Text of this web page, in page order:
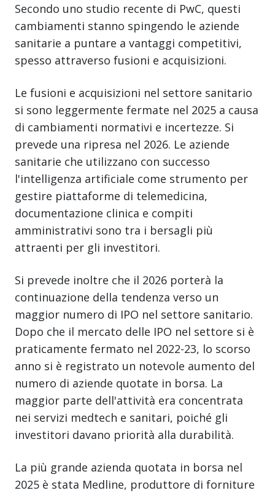
Secondo uno studio recente di PwC, questi
cambiamenti stanno spingendo le aziende
sanitarie a puntare a vantaggi competitivi,
spesso attraverso fusioni e acquisizioni.
Le fusioni e acquisizioni nel settore sanitario
si sono leggermente fermate nel 2025 a causa
di cambiamenti normativi e incertezze. Si
prevede una ripresa nel 2026. Le aziende
sanitarie che utilizzano con successo
l'intelligenza artificiale come strumento per
gestire piattaforme di telemedicina,
documentazione clinica e compiti
amministrativi sono tra i bersagli più
attraenti per gli investitori.
Si prevede inoltre che il 2026 porterà la
continuazione della tendenza verso un
maggior numero di IPO nel settore sanitario.
Dopo che il mercato delle IPO nel settore si è
praticamente fermato nel 2022-23, lo scorso
anno si è registrato un notevole aumento del
numero di aziende quotate in borsa. La
maggior parte dell'attività era concentrata
nei servizi medtech e sanitari, poiché gli
investitori davano priorità alla durabilità.
La più grande azienda quotata in borsa nel
2025 è stata Medline, produttore di forniture